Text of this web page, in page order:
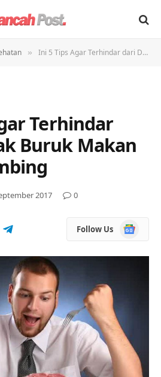
» Ini 5 Tips Agar Terhindar dari Dampak Buruk Makan Daging Kambing
Terhindar
Buruk Makan
2017 0
Follow Us
Google
News